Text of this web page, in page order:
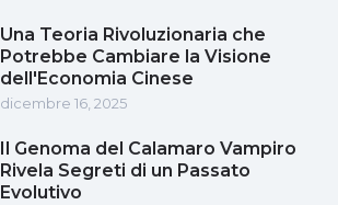
Una Teoria Rivoluzionaria che
Potrebbe Cambiare la Visione
dell'Economia Cinese
dicembre 16, 2025
Il Genoma del Calamaro Vampiro
Rivela Segreti di un Passato
Evolutivo